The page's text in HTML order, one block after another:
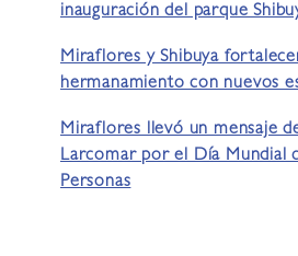
inauguración del parque
Miraflores y Shibuya
hermanamiento con nuevos
Miraflores llevó un mensaje
Larcomar por el Día Mundial
Personas